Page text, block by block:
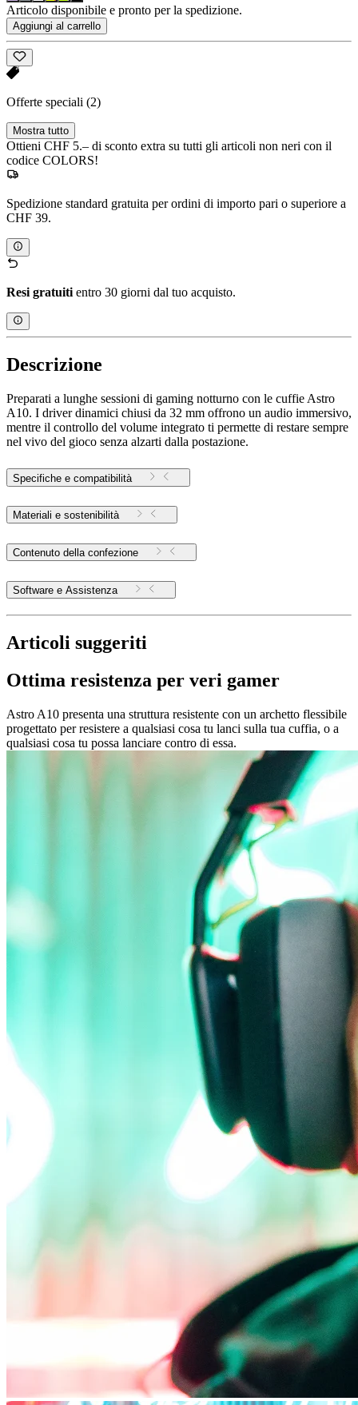
Articolo disponibile e pronto per la spedizione.
Aggiungi al carrello
Offerte speciali (2)
Mostra tutto
Ottieni CHF 5.– di sconto extra su tutti gli articoli non neri con il
codice COLORS!
Spedizione standard gratuita per ordini di importo pari o superiore a
CHF 39.
Resi gratuiti entro 30 giorni dal tuo acquisto.
Descrizione
Preparati a lunghe sessioni di gaming notturno con le cuffie Astro
A10. I driver dinamici chiusi da 32 mm offrono un audio immersivo,
mentre il controllo del volume integrato ti permette di restare sempre
nel vivo del gioco senza alzarti dalla postazione.
Specifiche e compatibilità
Materiali e sostenibilità
Contenuto della confezione
Software e Assistenza
Articoli suggeriti
Ottima resistenza per veri gamer
Astro A10 presenta una struttura resistente con un archetto flessibile
progettato per resistere a qualsiasi cosa tu lanci sulla tua cuffia, o a
qualsiasi cosa tu possa lanciare contro di essa.